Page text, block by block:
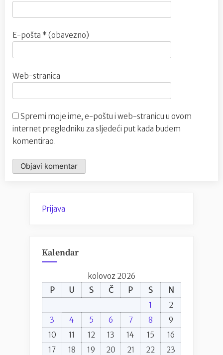
E-pošta * (obavezno)
Web-stranica
Spremi moje ime, e-poštu i web-stranicu u ovom
internet pregledniku za sljedeći put kada budem
komentirao.
Prijava
Kalendar
kolovoz 2026
P
U S Č P S
N
1
2
3
4 5 6 7 8
9
10
11 12 13 14 15
16
17
18 19 20 21 22
23